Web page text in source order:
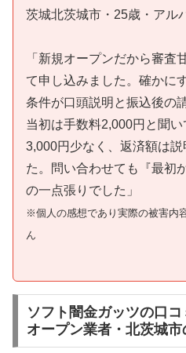
茨城北茨城市・25歳・アル
「新規オープンだから審査
て申し込みました。確かに
条件が口頭説明と振込後の
当初は手数料2,000円と聞
3,000円少なく、返済額は
た。問い合わせても『最初
の一点張りでした」
※個人の感想であり実際の被害内
ん
ソフト闇金ガッツの口
オープン業者・北茨城市